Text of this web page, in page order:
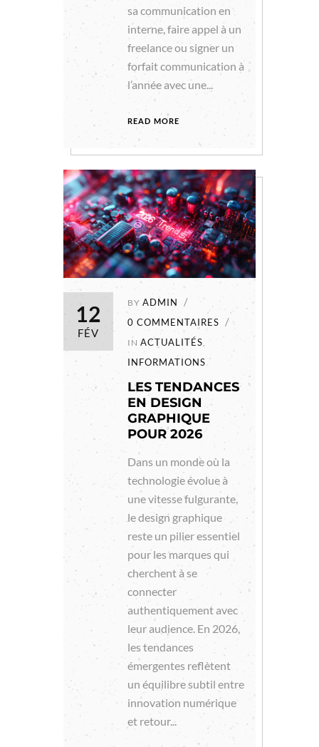
sa communication en
interne, faire appel à un
freelance ou signer un
forfait communication à
l’année avec une...
READ MORE
12
FÉV
BY ADMIN
0 COMMENTAIRES
IN ACTUALITÉS
INFORMATIONS
LES TENDANCES
EN DESIGN
GRAPHIQUE
POUR 2026
Dans un monde où la
technologie évolue à
une vitesse fulgurante,
le design graphique
reste un pilier essentiel
pour les marques qui
cherchent à se
connecter
authentiquement avec
leur audience. En 2026,
les tendances
émergentes reflètent
un équilibre subtil entre
innovation numérique
et retour...